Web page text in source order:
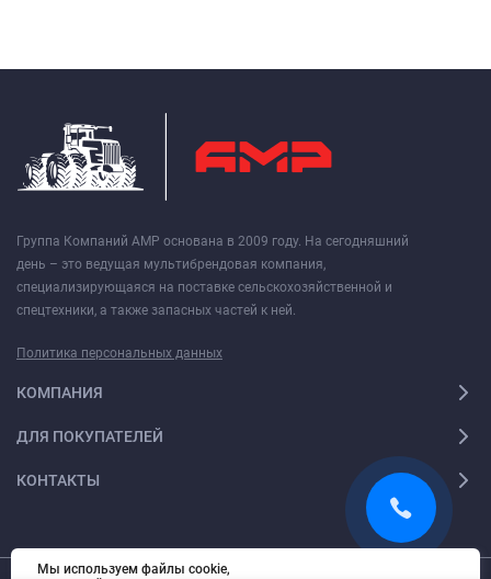
Группа Компаний АМР основана в 2009 году. На сегодняшний
день – это ведущая мультибрендовая компания,
специализирующаяся на поставке сельскохозяйственной и
спецтехники, а также запасных частей к ней.
Политика персональных данных
КОМПАНИЯ
ДЛЯ ПОКУПАТЕЛЕЙ
КОНТАКТЫ
Мы используем файлы cookie,